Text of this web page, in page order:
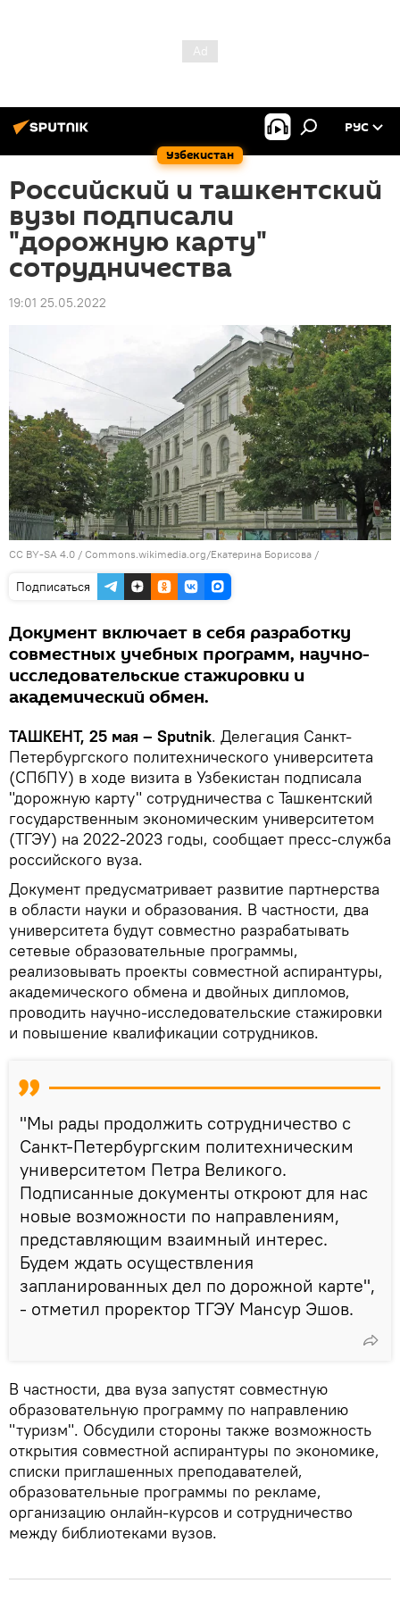
Узбекистан
РУС
Российский и ташкентский
вузы подписали
"дорожную карту"
сотрудничества
19:01 25.05.2022
CC BY-SA 4.0 / Commons.wikimedia.org/Екатерина Борисова /
Подписаться
Документ включает в себя разработку
совместных учебных программ, научно-
исследовательские стажировки и
академический обмен.
ТАШКЕНТ, 25 мая – Sputnik. Делегация Санкт-
Петербургского политехнического университета
(СПбПУ) в ходе визита в Узбекистан подписала
"дорожную карту" сотрудничества с Ташкентский
государственным экономическим университетом
(ТГЭУ) на 2022-2023 годы, сообщает пресс-служба
российского вуза.
Документ предусматривает развитие партнерства
в области науки и образования. В частности, два
университета будут совместно разрабатывать
сетевые образовательные программы,
реализовывать проекты совместной аспирантуры,
академического обмена и двойных дипломов,
проводить научно-исследовательские стажировки
и повышение квалификации сотрудников.
"Мы рады продолжить сотрудничество с
Санкт-Петербургским политехническим
университетом Петра Великого.
Подписанные документы откроют для нас
новые возможности по направлениям,
представляющим взаимный интерес.
Будем ждать осуществления
запланированных дел по дорожной карте",
- отметил проректор ТГЭУ Мансур Эшов.
В частности, два вуза запустят совместную
образовательную программу по направлению
"туризм". Обсудили стороны также возможность
открытия совместной аспирантуры по экономике,
списки приглашенных преподавателей,
образовательные программы по рекламе,
организацию онлайн-курсов и сотрудничество
между библиотеками вузов.